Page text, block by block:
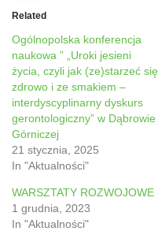
Related
Ogólnopolska konferencja
naukowa ” „Uroki jesieni
życia, czyli jak (ze)starzeć się
zdrowo i ze smakiem –
interdyscyplinarny dyskurs
gerontologiczny” w Dąbrowie
Górniczej
21 stycznia, 2025
In "Aktualności"
WARSZTATY ROZWOJOWE
1 grudnia, 2023
In "Aktualności"